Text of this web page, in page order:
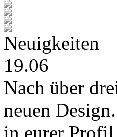
Neuigkeiten
19.06
Nach über
neuen
in eurer